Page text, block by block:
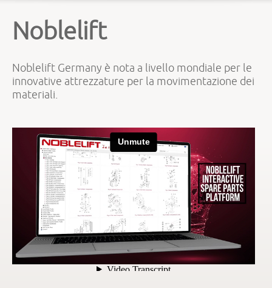
Noblelift
Noblelift Germany è nota a livello mondiale per le
innovative attrezzature per la movimentazione dei
materiali.